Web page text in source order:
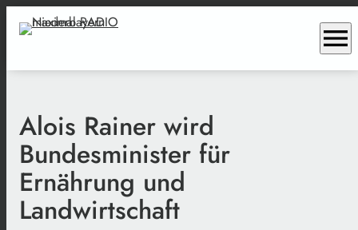
menu
Alois Rainer wird
Bundesminister für
Ernährung und
Landwirtschaft